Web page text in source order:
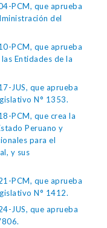
PCM, que aprueba
del
PCM, que aprueba
Entidades de la
JUS, que aprueba
N° 1353.
PCM, que crea la
Peruano y
para el
y sus
PCM, que aprueba
N° 1412.
JUS, que aprueba